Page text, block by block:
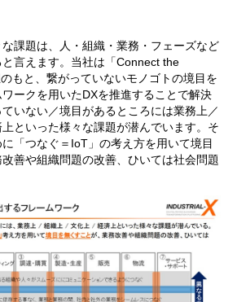
課題は、人・組織・業務・フェーズなど
言えます。当社は「Connect the
もと、繋がっていないモノゴトの境目を
ークを用いたDXを推進することで解決
いない／境目があるところには業務上／
といった様々な課題が潜んでいます。そ
「つなぐ＝IoT」の考え方を用いて境目
善や組織問題の改善、ひいては社会問題